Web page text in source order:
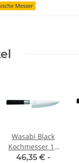
Messer
Wasabi Black
Kochmesser 15
cm Klinge
46,35 € -